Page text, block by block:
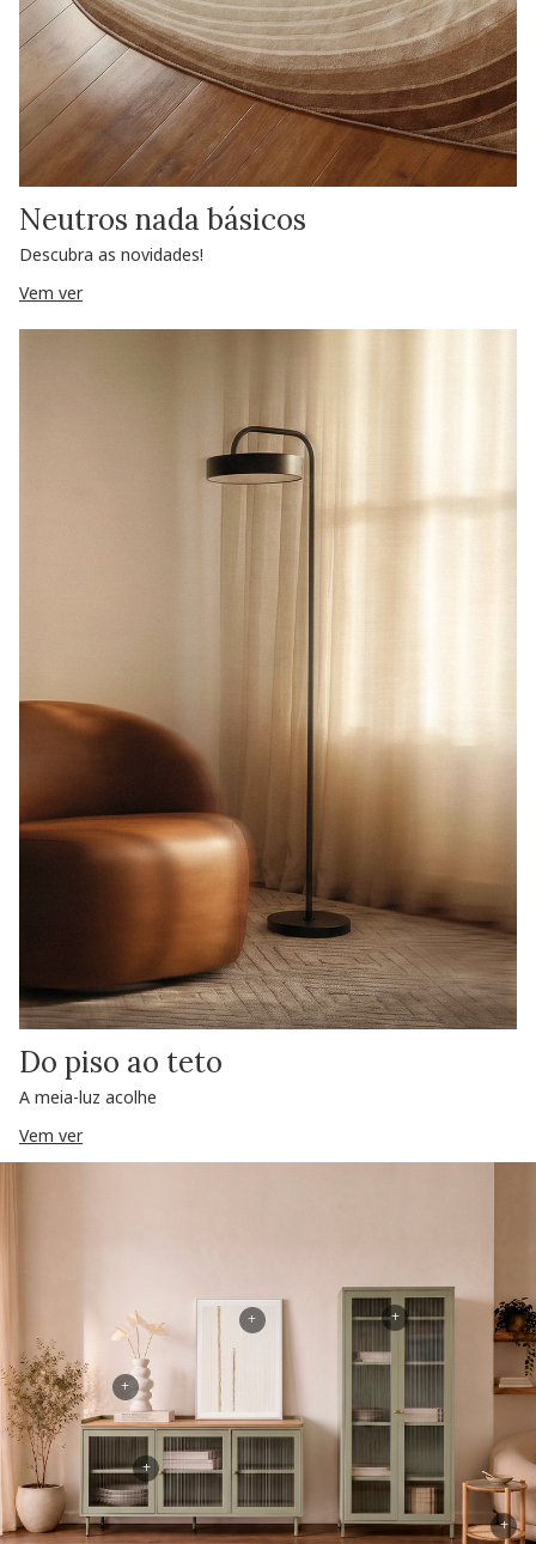
Neutros nada básicos
Descubra as novidades!
Vem ver
Do piso ao teto
A meia-luz acolhe
Vem ver
+
+
+
+
+